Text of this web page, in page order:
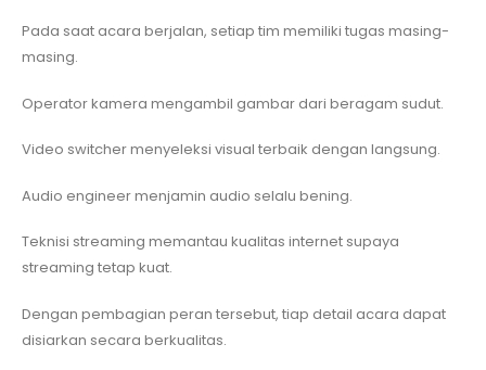
Pada saat acara berjalan, setiap tim memiliki tugas masing-
masing.
Operator kamera mengambil gambar dari beragam sudut.
Video switcher menyeleksi visual terbaik dengan langsung.
Audio engineer menjamin audio selalu bening.
Teknisi streaming memantau kualitas internet supaya
streaming tetap kuat.
Dengan pembagian peran tersebut, tiap detail acara dapat
disiarkan secara berkualitas.